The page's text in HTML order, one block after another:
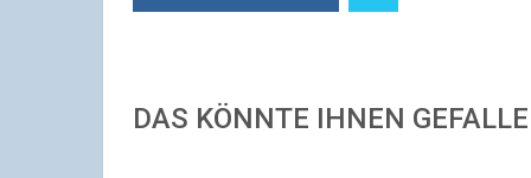
DAS KÖNNTE IHNEN